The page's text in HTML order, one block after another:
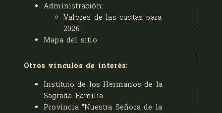
Administración:
Valores de las cuotas para
2026.
Mapa del sitio
Otros vínculos de interés:
Instituto de los Hermanos de la
Sagrada Familia
Provincia “Nuestra Señora de la